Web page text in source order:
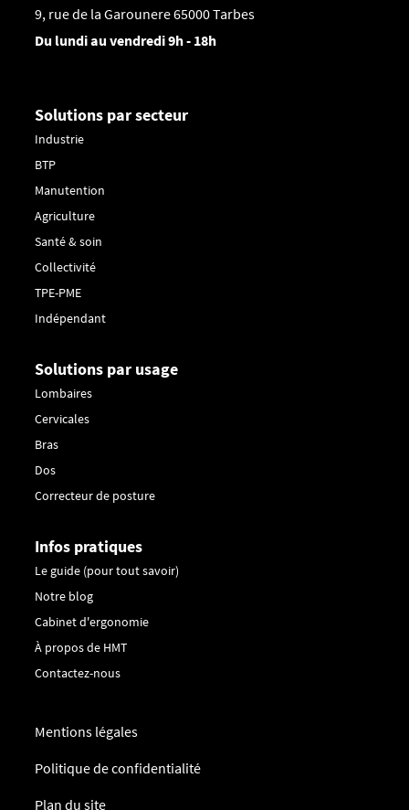
9, rue de la Garounere 65000 Tarbes
Du lundi au vendredi 9h - 18h
Solutions par secteur
Industrie
BTP
Manutention
Agriculture
Santé & soin
Collectivité
TPE-PME
Indépendant
Solutions par usage
Lombaires
Cervicales
Bras
Dos
Correcteur de posture
Infos pratiques
Le guide (pour tout savoir)
Notre blog
Cabinet d'ergonomie
À propos de HMT
Contactez-nous
Mentions légales
Politique de confidentialité
Plan du site